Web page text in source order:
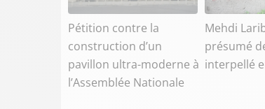
Pétition contre la
construction d’un
pavillon ultra-moderne à
l’Assemblée Nationale
Mehdi
présumé
interpellé